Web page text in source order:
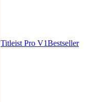
Titleist Pro V1Bestseller